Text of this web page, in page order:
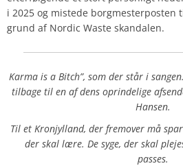
i 2025 og mistede borgmesterposten
grund af Nordic Waste skandalen.
Karma is a Bitch”, som der står i
tilbage til en af dens oprindelige
Hansen.
Til et Kronjylland, der fremover må
der skal lære. De syge, der skal
passes.